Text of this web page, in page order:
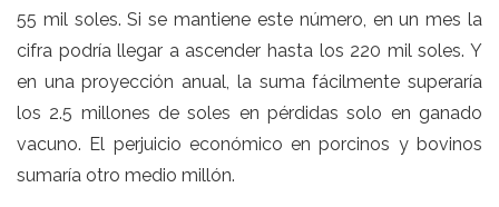
55 mil soles. Si se mantiene este número, en un mes la
cifra podría llegar a ascender hasta los 220 mil soles. Y
en una proyección anual, la suma fácilmente superaría
los 2.5 millones de soles en pérdidas solo en ganado
vacuno. El perjuicio económico en porcinos y bovinos
sumaría otro medio millón.